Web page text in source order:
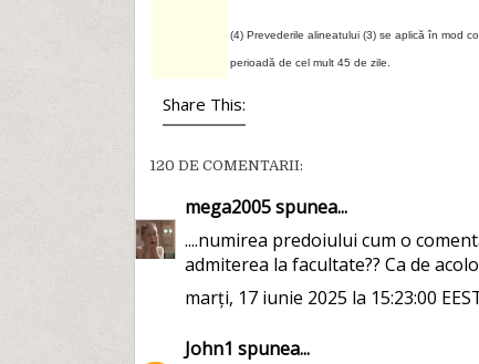
(4) Prevederile alineatului (3) se aplică în mod
perioadă de cel mult 45 de zile.
Share This:
120 DE COMENTARII:
mega2005spunea...
....numirea predoiului cum o
admiterea la facultate?? Ca de
marți, 17 iunie 2025 la 15:23:00
John1 spunea...